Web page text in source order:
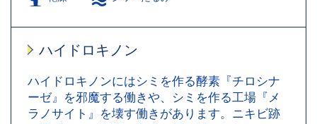
ハイドロキノン
ハイドロキノンにはシミを作る酵素『チロシナ
ーゼ』を邪魔する働きや、シミを作る工場『メ
ラノサイト』を壊す働きがあります。ニキビ跡